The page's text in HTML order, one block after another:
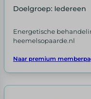
Doelgroep: Iedereen
Energetische
heemelsopaarde.nl
Naar premium